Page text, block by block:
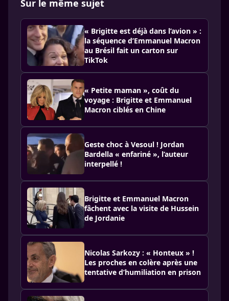
Sur le même sujet
« Brigitte est déjà dans l’avion » :
la séquence d’Emmanuel Macron
au Brésil fait un carton sur
TikTok
« Petite maman », coût du
voyage : Brigitte et Emmanuel
Macron ciblés en Chine
Geste choc à Vesoul ! Jordan
Bardella « enfariné », l’auteur
interpellé !
Brigitte et Emmanuel Macron
fâchent avec la visite de Hussein
de Jordanie
Nicolas Sarkozy : « Honteux » !
Les proches en colère après une
tentative d’humiliation en prison